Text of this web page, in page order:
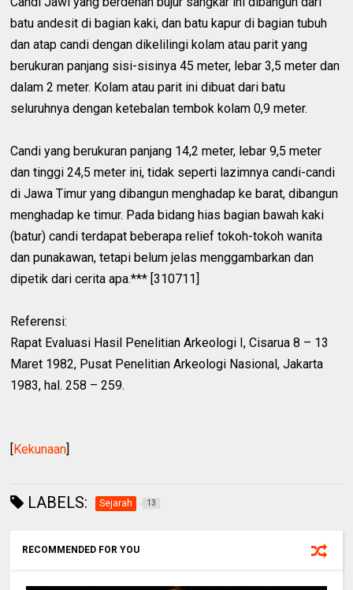
batu andesit di bagian kaki, dan batu kapur di bagian tubuh
dan atap candi dengan dikelilingi kolam atau parit yang
berukuran panjang sisi-sisinya 45 meter, lebar 3,5 meter dan
dalam 2 meter. Kolam atau parit ini dibuat dari batu
seluruhnya dengan ketebalan tembok kolam 0,9 meter.
Candi yang berukuran panjang 14,2 meter, lebar 9,5 meter
dan tinggi 24,5 meter ini, tidak seperti lazimnya candi-candi
di Jawa Timur yang dibangun menghadap ke barat, dibangun
menghadap ke timur. Pada bidang hias bagian bawah kaki
(batur) candi terdapat beberapa relief tokoh-tokoh wanita
dan punakawan, tetapi belum jelas menggambarkan dan
dipetik dari cerita apa.*** [310711]
Referensi:
Rapat Evaluasi Hasil Penelitian Arkeologi I, Cisarua 8 – 13
Maret 1982, Pusat Penelitian Arkeologi Nasional, Jakarta
1983, hal. 258 – 259.
[Kekunaan]
LABELS: Sejarah 13
RECOMMENDED FOR YOU